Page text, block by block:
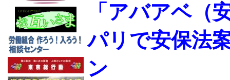
「アバアベ（
パリで安保法
ン